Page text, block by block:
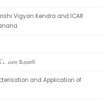
Vigyan Kendra and ICAR
வார பேரணி
and Application of